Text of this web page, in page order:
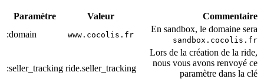
Paramètre Valeur
Commentaire
:domain
www.cocolis.fr
En sandbox, le domaine sera
sandbox.cocolis.fr
:seller_tracking ride.seller_tracking
Lors de la création de la ride,
nous vous avons renvoyé ce
paramètre dans la clé